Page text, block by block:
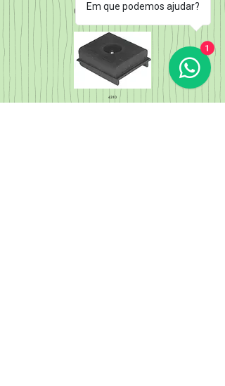
Cód. Orig 7X0399201A
4310
Em que podemos ajudar?
1